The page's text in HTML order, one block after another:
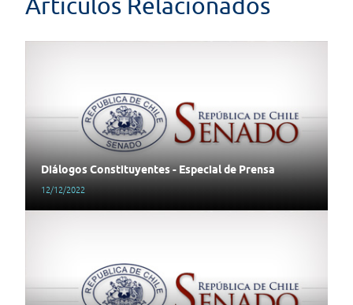
Diálogos Constituyentes - Especial de Prensa
12/12/2022